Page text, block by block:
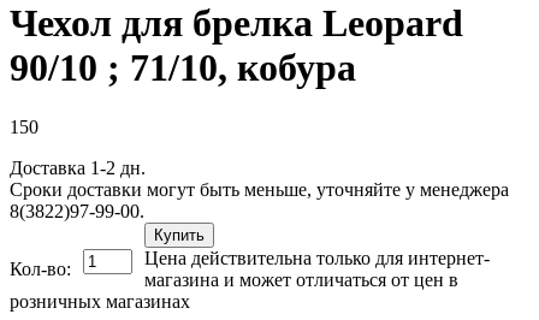
Чехол для брелка Leopard
90/10 ; 71/10, кобура
150
Доставка 1-2 дн.
Сроки доставки могут быть меньше, уточняйте у менеджера
8(3822)97-99-00.
Кол-во:
Купить
Цена действительна только для интернет-
магазина и может отличаться от цен в
розничных магазинах